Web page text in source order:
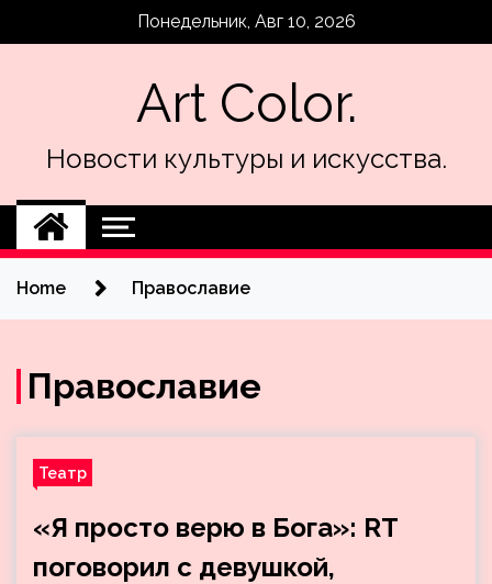
Понедельник, Авг 10, 2026
Art Color.
Новости культуры и искусства.
Home Православие
Православие
Театр
«Я просто верю в Бога»: RT
поговорил с девушкой,